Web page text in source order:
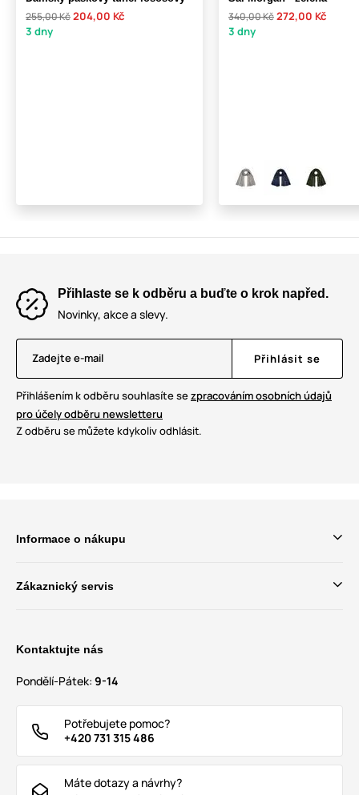
255,00 Kč204,00 Kč
3 dny
340,00 Kč272,00 Kč
3 dny
Přihlaste se k odběru a buďte o krok napřed.
Novinky, akce a slevy.
Zadejte e-mail Přihlásit se
Přihlášením k odběru souhlasíte sezpracováním osobních údajů
pro účely odběru newsletteru
Z odběru se můžete kdykoliv odhlásit.
Informace o nákupu
Zákaznický servis
Kontaktujte nás
Pondělí-Pátek: 9-14
Potřebujete pomoc?
+420 731 315 486
Máte dotazy a návrhy?